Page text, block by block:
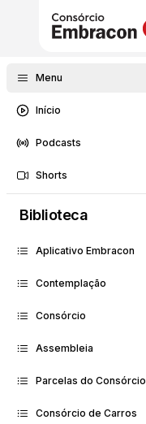
Menu
Início
Podcasts
Shorts
Biblioteca
Aplicativo Embracon
Contemplação
Consórcio
Assembleia
Parcelas do Consórcio
Consórcio de Carros